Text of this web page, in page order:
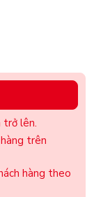
trở lên.
trên
hàng theo